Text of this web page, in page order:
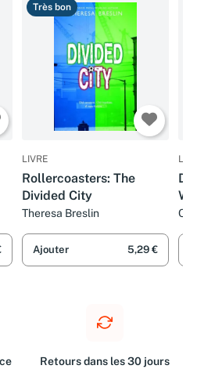
Très bon
LIVRE
Rollercoasters: The
Divided City
Theresa Breslin
Ajouter 5,29 €
Retours dans les 30 jours